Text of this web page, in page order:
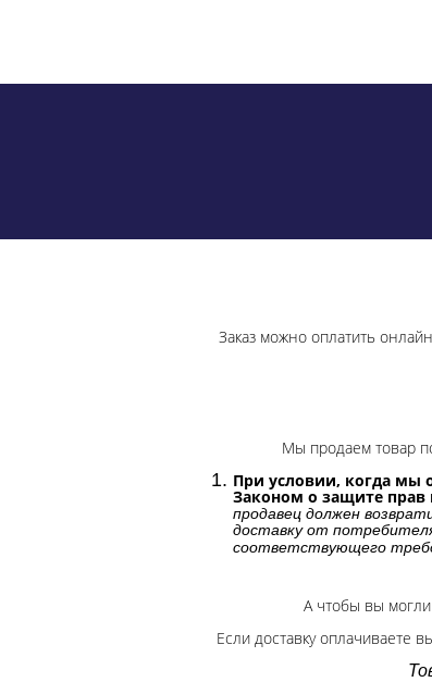
Заказ можно оплатить
Мы продаем товар
При условии, когда мы
Законом о защите прав
продавец должен
доставку от
соответствующего
А чтобы вы могли
Если доставку оплачиваете